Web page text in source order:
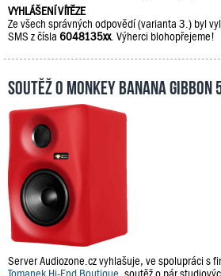
VYHLÁŠENÍ VÍTĚZE
Ze všech správných odpovědí (varianta 3.) byl
SMS z čísla 6048135xx. Výherci blohopřejeme!
Soutěž o Monkey Banana Gibbon
Server Audiozone.cz vyhlašuje, ve spolupráci s